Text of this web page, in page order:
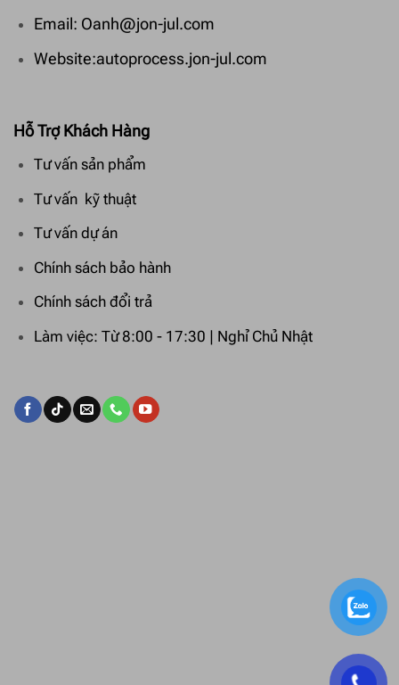
Email: Oanh@jon-jul.com
Website:autoprocess.jon-jul.com
Hỗ Trợ Khách Hàng
Tư vấn sản phẩm
Tư vấn kỹ thuật
Tư vấn dự án
Chính sách bảo hành
Chính sách đổi trả
Làm việc: Từ 8:00 - 17:30 | Nghỉ Chủ Nhật